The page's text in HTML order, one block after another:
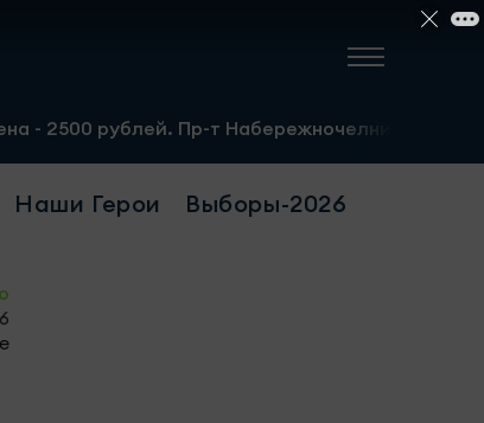
Пр-т Набережночелнинский, 13а. Тел.: 8-951-
Наши Герои Выборы-2026